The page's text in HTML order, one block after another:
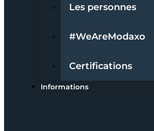
Les personnes
#WeAreModaxo
Certifications
Informations